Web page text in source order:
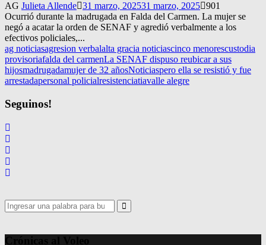
AG Julieta Allende 31 marzo, 202531 marzo, 2025 901
Ocurrió durante la madrugada en Falda del Carmen. La mujer se
negó a acatar la orden de SENAF y agredió verbalmente a los
efectivos policiales,...
ag noticiasagresion verbalalta gracia noticiascinco menorescustodia
provisoriafalda del carmenLa SENAF dispuso reubicar a sus
hijosmadrugadamujer de 32 añosNoticiaspero ella se resistió y fue
arrestadapersonal policialresistenciatiavalle alegre
Seguinos!
Search
for:
Search
Crónicas al Voleo